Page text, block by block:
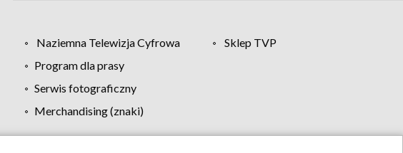
Naziemna Telewizja Cyfrowa
Sklep TVP
Program dla prasy
Serwis fotograficzny
Merchandising (znaki)